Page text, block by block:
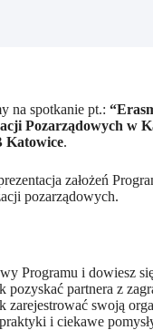
na spotkanie pt.:
Pozarządowych w
Katowice.
założeń
pozarządowych.
Programu i dowiesz
pozyskać partnera z
zarejestrować swoją
i ciekawe